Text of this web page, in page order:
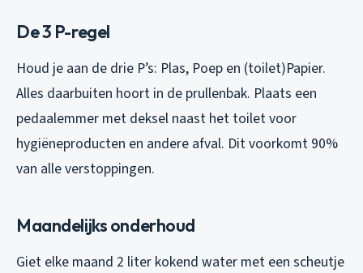
De 3 P-regel
Houd je aan de drie P’s: Plas, Poep en (toilet)Papier.
Alles daarbuiten hoort in de prullenbak. Plaats een
pedaalemmer met deksel naast het toilet voor
hygiëneproducten en andere afval. Dit voorkomt 90%
van alle verstoppingen.
Maandelijks onderhoud
Giet elke maand 2 liter kokend water met een scheutje